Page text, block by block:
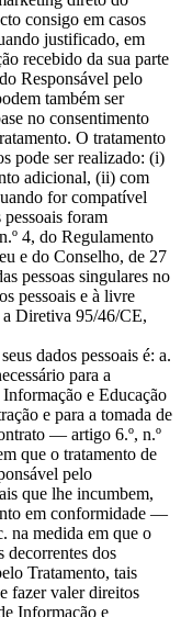
consigo em casos
justificado, em
recebido da sua parte
Responsável pelo
também ser
no consentimento
O tratamento
pode ser realizado: (i)
adicional, (ii) com
for compatível
foram
4, do Regulamento
e do Conselho, de 27
pessoas singulares no
pessoais e à livre
a Diretiva 95/46/CE,
dados pessoais é: a.
para a
e Educação
e para a tomada de
— artigo 6.º, n.º
que o tratamento de
pelo
que lhe incumbem,
em conformidade —
na medida em que o
decorrentes dos
Tratamento, tais
fazer valer direitos
Informação e